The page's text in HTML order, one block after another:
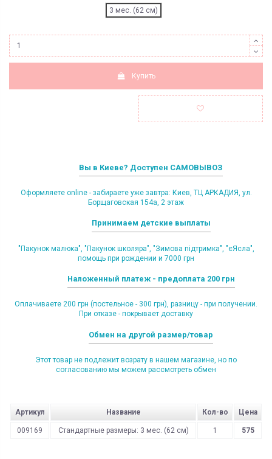
3 мес. (62 см)
Купить
Вы в Киеве? Доступен САМОВЫВОЗ
Оформляете online - забираете уже завтра: Киев, ТЦ АРКАДИЯ, ул.
Борщаговская 154а, 2 этаж
Принимаем детские выплаты
"Пакунок малюка", "Пакунок школяра", "Зимова підтримка", "єЯсла",
помощь при рождении и 7000 грн
Наложенный платеж - предоплата 200 грн
Оплачиваете 200 грн (постельное - 300 грн), разницу - при получении.
При отказе - покрывает доставку
Обмен на другой размер/товар
Этот товар не подлежит возрату в нашем магазине, но по
согласованию мы можем рассмотреть обмен
Артикул Название Кол-во Цена
009169 Стандартные размеры: 3 мес. (62 см) 1 575